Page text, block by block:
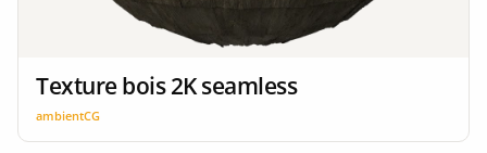
Texture bois 2K seamless
ambientCG